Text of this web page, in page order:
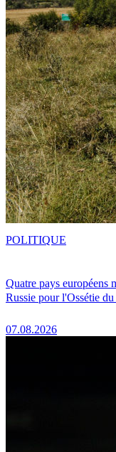
Quatre pays européens
Russie pour l'Ossétie du
07.08.2026
POLITIQUE